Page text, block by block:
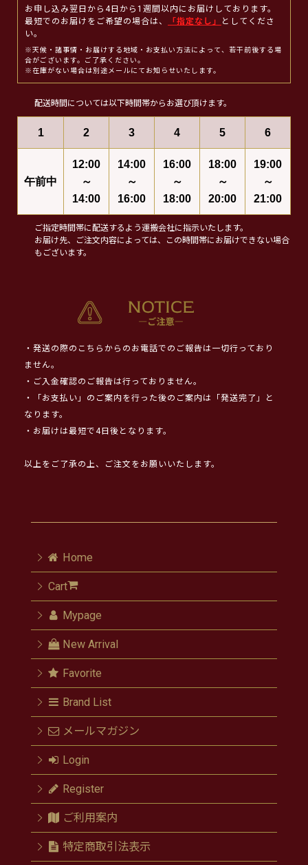
お申し込み翌日から4日から1週間以内にお届けしております。
最短でのお届けをご希望の場合は、
「指定なし」
としてくださ
い。
※天候・諸事情・お届けする地域・お支払い方法によって、若干前後する場
合がございます。ご了承ください。
※在庫がない場合は別途メールにてお知らせいたします。
配送時間については以下時間帯からお選び頂けます。
1 2 3 4 5 6
午前中
12:00
～
14:00
14:00
～
16:00
16:00
～
18:00
18:00
～
20:00
19:00
～
21:00
ご指定時間帯に配送するよう運搬会社に指示いたします。
お届け先、ご注文内容によっては、この時間帯にお届けできない場合
もございます。
・発送の際のこちらからのお電話でのご報告は一切行っており
ません。
・ご入金確認のご報告は行っておりません。
・「お支払い」のご案内を行った後のご案内は「発送完了」と
なります。
・お届けは最短で4日後となります。
以上をご了承の上、ご注文をお願いいたします。
Home
Cart
Mypage
New Arrival
Favorite
Brand List
メールマガジン
Login
Register
ご利用案内
特定商取引法表示